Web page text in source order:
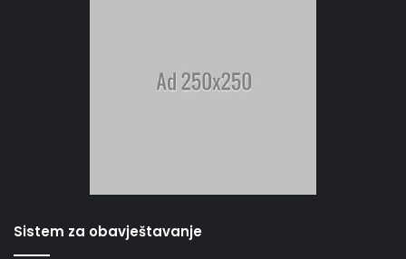
Sistem za obavještavanje